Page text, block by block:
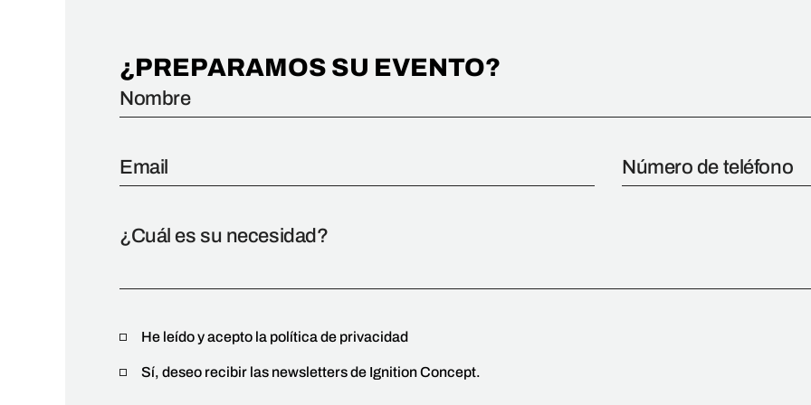
¿PREPARAMOS SU EVENTO?
He leído y acepto la política de privacidad
Sí, deseo recibir las newsletters de Ignition Concept.